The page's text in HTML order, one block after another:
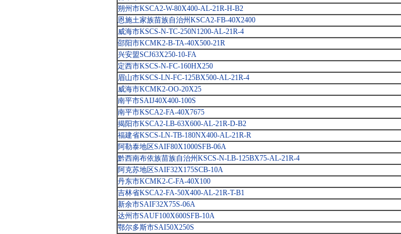
朔州市KSCA2-W-80X400-AL-21R-H-B2
恩施土家族苗族自治州KSCA2-FB-40X2400
威海市KSCS-N-TC-250N1200-AL-21R-4
邵阳市KCMK2-B-TA-40X500-21R
兴安盟SCJ63X250-10-FA
定西市KSCS-N-FC-160HX250
眉山市KSCS-LN-FC-125BX500-AL-21R-4
威海市KCMK2-OO-20X25
南平市SAIJ40X400-100S
南平市KSCA2-FA-40X7675
揭阳市KSCA2-LB-63X600-AL-21R-D-B2
福建省KSCS-LN-TB-180NX400-AL-21R-R
阿勒泰地区SAIF80X1000SFB-06A
黔西南布依族苗族自治州KSCS-N-LB-125BX75-AL-21R-4
阿克苏地区SAIF32X175SCB-10A
丹东市KCMK2-C-FA-40X100
吉林省KSCA2-FA-50X400-AL-21R-T-B1
新余市SAIF32X75S-06A
达州市SAUF100X600SFB-10A
鄂尔多斯市SAI50X250S